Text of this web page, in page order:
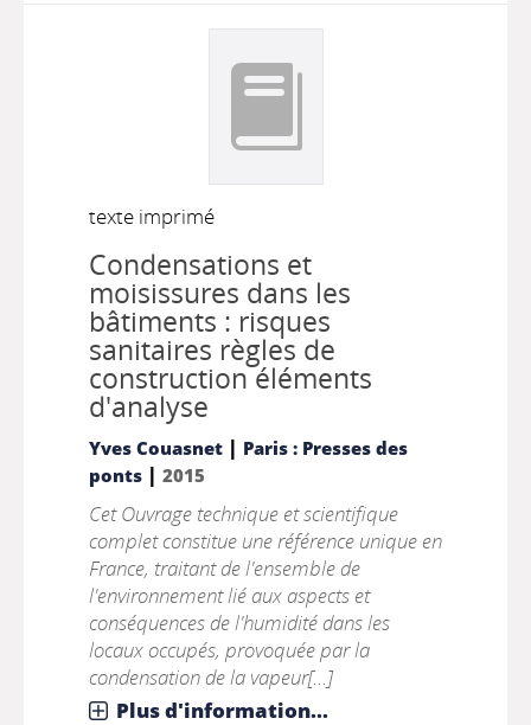
texte imprimé
Condensations et
moisissures dans les
bâtiments : risques
sanitaires règles de
construction éléments
d'analyse
Yves Couasnet | Paris : Presses des
ponts| 2015
Cet Ouvrage technique et scientifique
complet constitue une référence unique en
France, traitant de l'ensemble de
l'environnement lié aux aspects et
conséquences de l'humidité dans les
locaux occupés, provoquée par la
condensation de la vapeur[...]
Plus d'information...